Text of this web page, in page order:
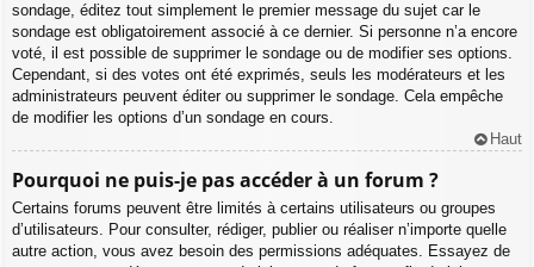
sondage, éditez tout simplement le premier message du sujet car le
sondage est obligatoirement associé à ce dernier. Si personne n’a encore
voté, il est possible de supprimer le sondage ou de modifier ses options.
Cependant, si des votes ont été exprimés, seuls les modérateurs et les
administrateurs peuvent éditer ou supprimer le sondage. Cela empêche
de modifier les options d’un sondage en cours.
Haut
Pourquoi ne puis-je pas accéder à un forum ?
Certains forums peuvent être limités à certains utilisateurs ou groupes
d’utilisateurs. Pour consulter, rédiger, publier ou réaliser n’importe quelle
autre action, vous avez besoin des permissions adéquates. Essayez de